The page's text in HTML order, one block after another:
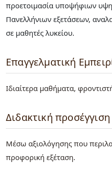
προετοιμασία υποψήφιων
Πανελλήνιων εξετάσεων,
σε μαθητές λυκείου.
Επαγγελματική
Ιδιαίτερα μαθήματα,
Διδακτική προσέγγιση
Μέσω αξιολόγησης που
προφορική εξέταση.